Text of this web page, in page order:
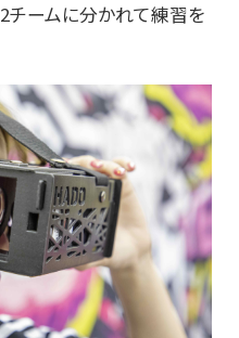
チームに分かれて練習を